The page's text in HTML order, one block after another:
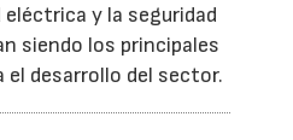
y la seguridad
siendo los principales
desarrollo del sector.